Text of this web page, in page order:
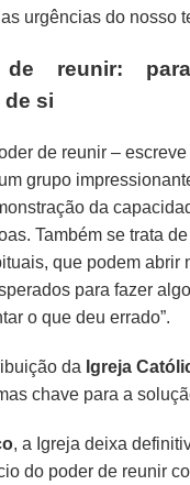
urgências do nosso
reunir:
de si
de reunir – escreve
grupo
da
Também se trata
que podem abrir
para fazer
o que deu errado”.
da Igreja
chave para a
, a Igreja deixa
do poder de reunir